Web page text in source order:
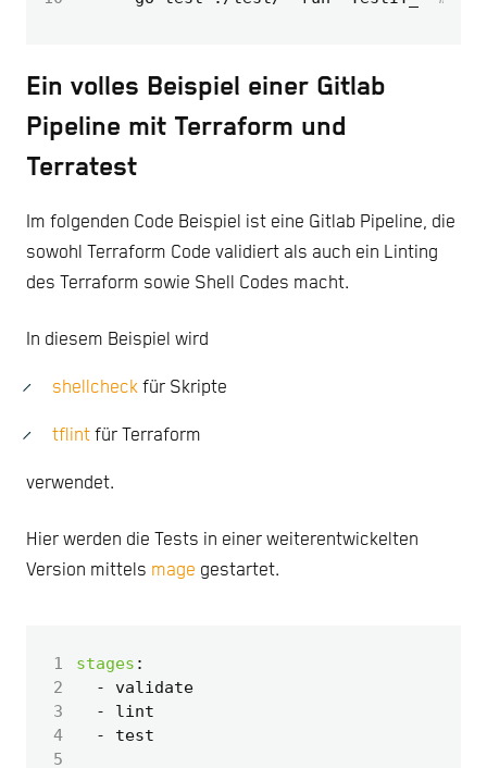
Ein volles Beispiel einer Gitlab
Pipeline mit Terraform und
Terratest
Im folgenden Code Beispiel ist eine Gitlab Pipeline, die
sowohl Terraform Code validiert als auch ein Linting
des Terraform sowie Shell Codes macht.
In diesem Beispiel wird
shellcheck für Skripte
tflint für Terraform
verwendet.
Hier werden die Tests in einer weiterentwickelten
Version mittels mage gestartet.
1 stages :
2
- validate
3
- lint
4
- test
5